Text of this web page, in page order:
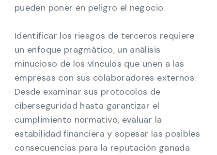
pueden poner en peligro el negocio.
Identificar los riesgos de terceros requiere
un enfoque pragmático, un análisis
minucioso de los vínculos que unen a las
empresas con sus colaboradores externos.
Desde examinar sus protocolos de
ciberseguridad hasta garantizar el
cumplimiento normativo, evaluar la
estabilidad financiera y sopesar las posibles
consecuencias para la reputación ganada